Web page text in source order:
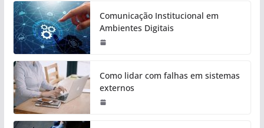
Comunicação Institucional em
Ambientes Digitais
Como lidar com falhas em sistemas
externos